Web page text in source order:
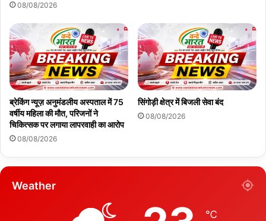
08/08/2026
ब्रेकिंग न्यूज़ अनुमंडलीय अस्पताल में 75
वर्षीय महिला की मौत, परिजनों ने
चिकित्सक पर लगाया लापरवाही का आरोप
08/08/2026
सिंगोड़ी क्षेत्र में बिजली सेवा बंद
08/08/2026
Weather
℃